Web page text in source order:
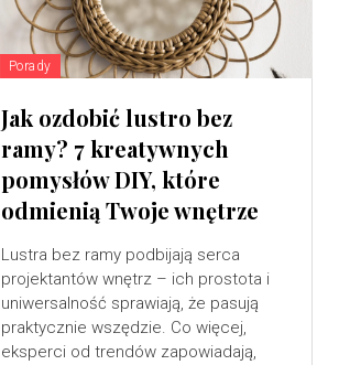
Porady
Jak ozdobić lustro bez
ramy? 7 kreatywnych
pomysłów DIY, które
odmienią Twoje wnętrze
Lustra bez ramy podbijają serca
projektantów wnętrz – ich prostota i
uniwersalność sprawiają, że pasują
praktycznie wszędzie. Co więcej,
eksperci od trendów zapowiadają,